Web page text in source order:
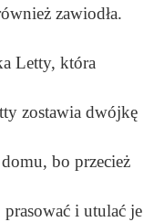
zawiodła.
Letty, która
zostawia dwójkę
bo przecież
i utulać je